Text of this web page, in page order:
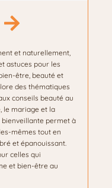
et naturellement,
astuces pour les
être, beauté et
des thématiques
conseils beauté au
le mariage et la
bienveillante permet à
mêmes tout en
et épanouissant.
celles qui
et bien-être au